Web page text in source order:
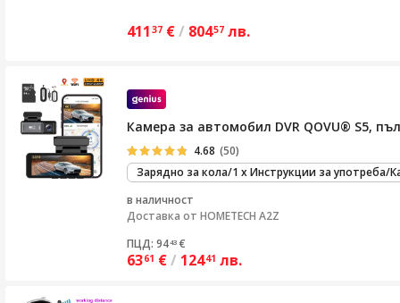
411 37 €/ 80457 лв.
Камера за автомобил DVR QOVU® S5,
4.68 (50)
Зарядно за кола/1 x Инструкции за употреба/
в наличност
Доставка от HOMETECH A2Z
ПЦД: 9443 €
6361 €/ 12441 лв.